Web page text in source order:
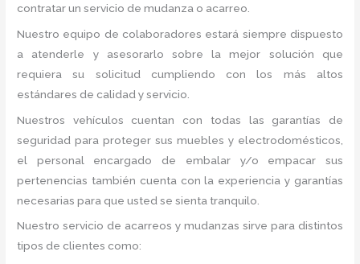
contratar un servicio de mudanza o acarreo.
Nuestro equipo de colaboradores estará siempre dispuesto
a atenderle y asesorarlo sobre la mejor solución que
requiera su solicitud cumpliendo con los más altos
estándares de calidad y servicio.
Nuestros vehículos cuentan con todas las garantías de
seguridad para proteger sus muebles y electrodomésticos,
el personal encargado de embalar y/o empacar sus
pertenencias también cuenta con la experiencia y garantías
necesarias para que usted se sienta tranquilo.
Nuestro servicio de acarreos y mudanzas sirve para distintos
tipos de clientes como: